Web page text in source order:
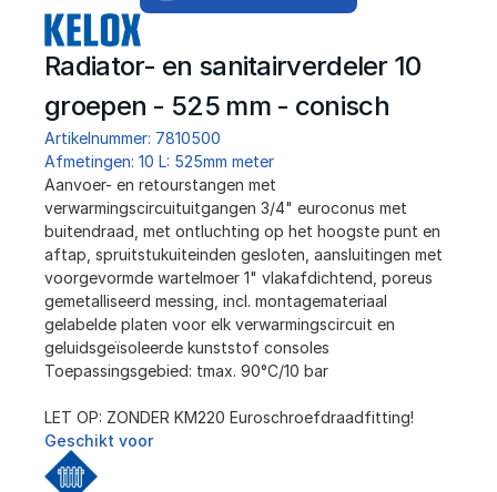
Radiator- en sanitairverdeler 10
groepen - 525 mm - conisch
Artikelnummer: 7810500
Afmetingen: 10 L: 525mm meter
﻿Aanvoer- en retourstangen met
verwarmingscircuituitgangen 3/4" euroconus met
buitendraad, met ontluchting op het hoogste punt en
aftap, spruitstukuiteinden gesloten, aansluitingen met
voorgevormde wartelmoer 1" vlakafdichtend, poreus
gemetalliseerd messing, incl. montagemateriaal
gelabelde platen voor elk verwarmingscircuit en
geluidsgeïsoleerde kunststof consoles
Toepassingsgebied: tmax. 90°C/10 bar
LET OP: ZONDER KM220 Euroschroefdraadfitting!
Geschikt voor